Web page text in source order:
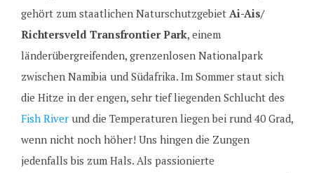
gehört zum staatlichen Naturschutzgebiet Ai-Ais/
Richtersveld Transfrontier Park, einem
länderübergreifenden, grenzenlosen Nationalpark
zwischen Namibia und Südafrika. Im Sommer staut sich
die Hitze in der engen, sehr tief liegenden Schlucht des
Fish River und die Temperaturen liegen bei rund 40 Grad,
wenn nicht noch höher! Uns hingen die Zungen
jedenfalls bis zum Hals. Als passionierte